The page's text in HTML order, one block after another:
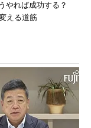
やれば成功する？
える道筋